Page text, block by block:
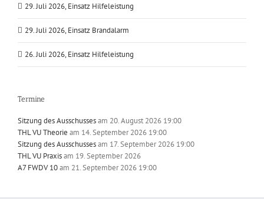
29. Juli 2026, Einsatz Hilfeleistung
29. Juli 2026, Einsatz Brandalarm
26. Juli 2026, Einsatz Hilfeleistung
Termine
Sitzung des Ausschussesam 20. August 2026 19:00
THL VU Theorie am 14. September 2026 19:00
Sitzung des Ausschussesam 17. September 2026 19:00
THL VU Praxisam 19. September 2026
A7 FWDV 10am 21. September 2026 19:00